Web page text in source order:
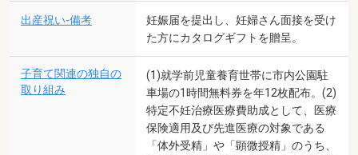
出産祝い-備考
妊娠届を提出し、妊婦さん面接を受け
た方にカタログギフトを贈呈。
子育て関連の独自の
取り組み
(1)就学前児童養育世帯に市内公園駐
車場の1時間無料券を年12枚配布。(2)
特定不妊治療医療費助成として、医療
保険適用及び先進医療の対象である
「体外受精」や「顕微授精」のうち、